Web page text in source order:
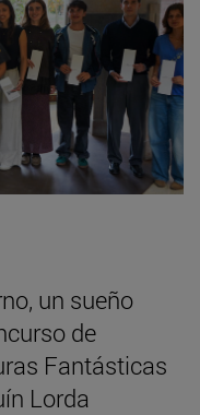
un sueño
de
Fantásticas
Lorda